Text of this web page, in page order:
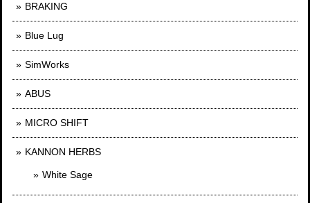
BRAKING
Blue Lug
SimWorks
ABUS
MICRO SHIFT
KANNON HERBS
White Sage